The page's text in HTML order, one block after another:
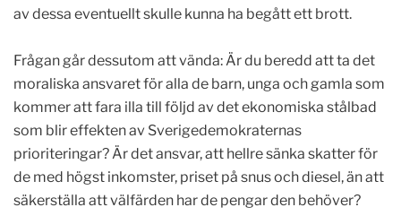
av dessa eventuellt skulle kunna ha begått ett brott.
Frågan går dessutom att vända: Är du beredd att ta det
moraliska ansvaret för alla de barn, unga och gamla som
kommer att fara illa till följd av det ekonomiska stålbad
som blir effekten av Sverigedemokraternas
prioriteringar? Är det ansvar, att hellre sänka skatter för
de med högst inkomster, priset på snus och diesel, än att
säkerställa att välfärden har de pengar den behöver?